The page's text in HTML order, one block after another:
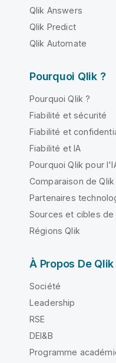
Qlik Answers
Qlik Predict
Qlik Automate
Pourquoi Qlik ?
Pourquoi Qlik ?
Fiabilité et sécurité
Fiabilité et
Fiabilité et IA
Pourquoi Qlik pour
Comparaison de
Partenaires
Sources et cibles de
Régions Qlik
À Propos De Qlik
Société
Leadership
RSE
DEI&B
Programme